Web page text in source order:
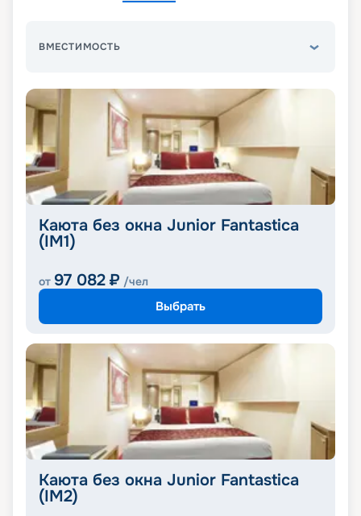
ВМЕСТИМОСТЬ
Каюта без окна Junior Fantastica
(IM1)
от 97 082 ₽ /чел
Выбрать
Каюта без окна Junior Fantastica
(IM2)